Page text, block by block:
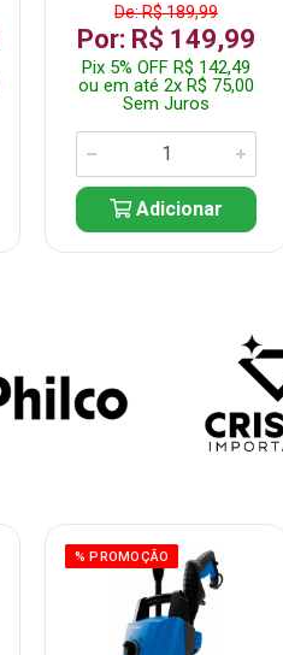
De: R$ 189,99
Por: R$ 149,99
Pix 5% OFF R$ 142,49
ou em até 2x R$ 75,00
Sem Juros
Adicionar
% PROMOÇÃO